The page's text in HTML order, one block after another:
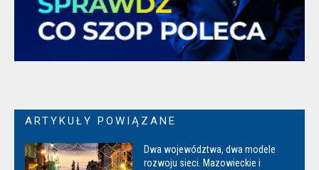
ARTYKUŁY POWIĄZANE
Dwa województwa, dwa modele
rozwoju sieci. Mazowieckie i